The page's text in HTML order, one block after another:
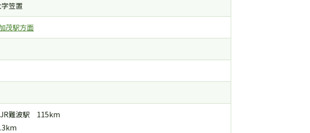
笠置
茂駅方面
JR難波駅 115km